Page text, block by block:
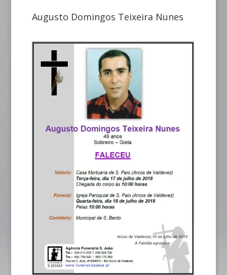
Augusto Domingos Teixeira Nunes